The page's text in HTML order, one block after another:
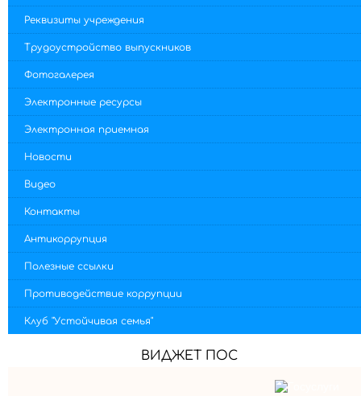
Реквизиты учреждения
Трудоустройство выпускников
Фотогалерея
Электронные ресурсы
Электронная приемная
Новости
Видео
Контакты
Антикоррупция
Полезные ссылки
Противодействие коррупции
Клуб "Устойчивая семья"
ВИДЖЕТ ПОС